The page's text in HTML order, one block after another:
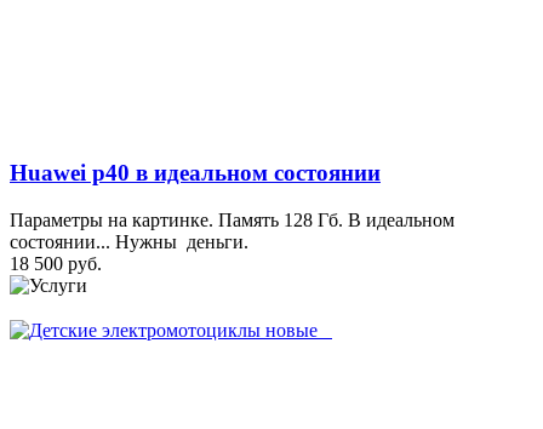
Huawei p40 в идеальном состоянии
Параметры на картинке. Память 128 Гб. В идеальном
состоянии... Нужны деньги.
18 500 руб.